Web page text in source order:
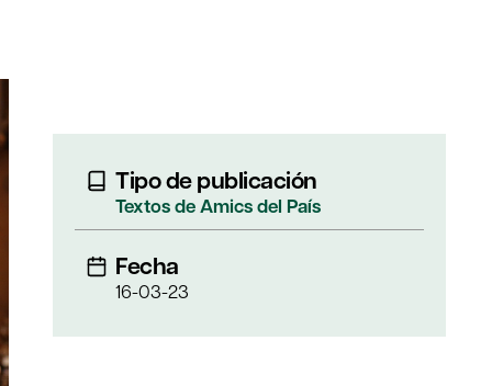
Tipo de publicación
Textos de Amics del Paí­s
Fecha
16-03-23